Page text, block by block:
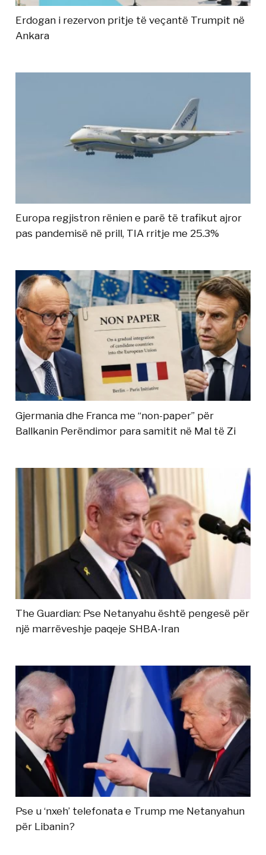
Erdogan i rezervon pritje të veçantë Trumpit në
Ankara
Europa regjistron rënien e parë të trafikut ajror
pas pandemisë në prill, TIA rritje me 25.3%
Gjermania dhe Franca me “non-paper” për
Ballkanin Perëndimor para samitit në Mal të Zi
The Guardian: Pse Netanyahu është pengesë për
një marrëveshje paqeje SHBA-Iran
Pse u ‘nxeh’ telefonata e Trump me Netanyahun
për Libanin?